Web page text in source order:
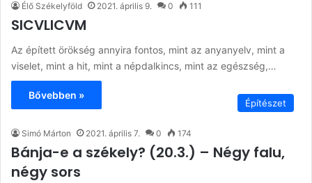
Élő Székelyföld 2021. április 9. 0 111
SICVLICVM
Az épített örökség annyira fontos, mint az anyanyelv, mint a
viselet, mint a hit, mint a népdalkincs, mint az egészség,…
Bővebben »
Építészet
Simó Márton 2021. április 7. 0 174
Bánja-e a székely? (20.3.) – Négy falu,
négy sors